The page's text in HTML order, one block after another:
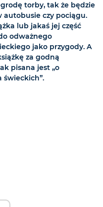
torby, tak że będzie
autobusie czy pociągu.
lub jakaś jej część
odważnego
jako przygody. A
za godną
pisana jest „o
świeckich”.